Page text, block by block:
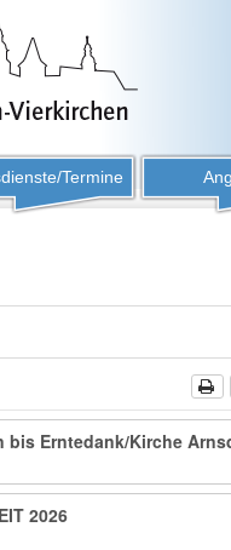
Termine
Erntedank/Kirche
2026